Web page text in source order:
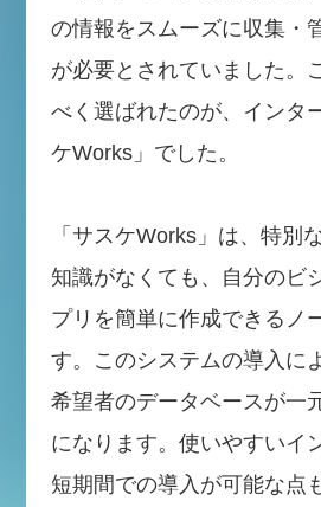
の情報をスムーズに収集・
が必要とされていました。
べく選ばれたのが、インタ
ケWorks」でした。
「サスケWorks」は、特別
知識がなくても、自分のビ
プリを簡単に作成できるノ
す。このシステムの導入に
希望者のデータベースが一
になります。使いやすいイ
短期間での導入が可能な点